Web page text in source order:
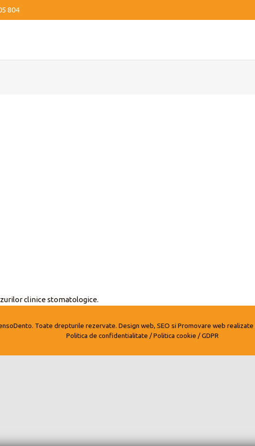
804
clinice stomatologice.
. Toate drepturile rezervate. Design web, SEO si Promovare web
Politica de confidentialitate / Politica cookie / GDPR